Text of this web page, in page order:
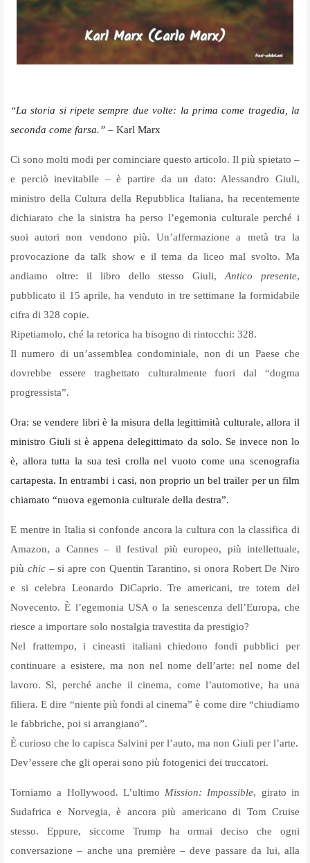
“La storia si ripete sempre due volte: la prima come tragedia, la
seconda come farsa.” – Karl Marx
Ci sono molti modi per cominciare questo articolo. Il più spietato –
e perciò inevitabile – è partire da un dato: Alessandro Giuli,
ministro della Cultura della Repubblica Italiana, ha recentemente
dichiarato che la sinistra ha perso l’egemonia culturale perché i
suoi autori non vendono più. Un’affermazione a metà tra la
provocazione da talk show e il tema da liceo mal svolto. Ma
andiamo oltre: il libro dello stesso Giuli, Antico presente,
pubblicato il 15 aprile, ha venduto in tre settimane la formidabile
cifra di 328 copie.
Ripetiamolo, ché la retorica ha bisogno di rintocchi: 328.
Il numero di un’assemblea condominiale, non di un Paese che
dovrebbe essere traghettato culturalmente fuori dal “dogma
progressista”.
Ora: se vendere libri è la misura della legittimità culturale, allora il
ministro Giuli si è appena delegittimato da solo. Se invece non lo
è, allora tutta la sua tesi crolla nel vuoto come una scenografia
cartapesta. In entrambi i casi, non proprio un bel trailer per un film
chiamato “nuova egemonia culturale della destra”.
E mentre in Italia si confonde ancora la cultura con la classifica di
Amazon, a Cannes – il festival più europeo, più intellettuale,
più chic– si apre con Quentin Tarantino, si onora Robert De Niro
e si celebra Leonardo DiCaprio. Tre americani, tre totem del
Novecento. È l’egemonia USA o la senescenza dell’Europa, che
riesce a importare solo nostalgia travestita da prestigio?
Nel frattempo, i cineasti italiani chiedono fondi pubblici per
continuare a esistere, ma non nel nome dell’arte: nel nome del
lavoro. Sì, perché anche il cinema, come l’automotive, ha una
filiera. E dire “niente più fondi al cinema” è come dire “chiudiamo
le fabbriche, poi si arrangiano”.
È curioso che lo capisca Salvini per l’auto, ma non Giuli per l’arte.
Dev’essere che gli operai sono più fotogenici dei truccatori.
Torniamo a Hollywood. L’ultimo Mission: Impossible, girato in
Sudafrica e Norvegia, è ancora più americano di Tom Cruise
stesso. Eppure, siccome Trump ha ormai deciso che ogni
conversazione – anche una première – deve passare da lui, alla